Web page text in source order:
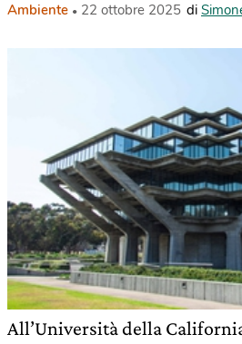
Ambiente 22 ottobre 2025 di
All’Università della